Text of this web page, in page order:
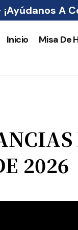
¡Ayúdanos A
Inicio Misa De
2026